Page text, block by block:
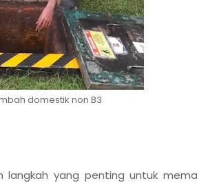
domestik non B3
yang penting untuk